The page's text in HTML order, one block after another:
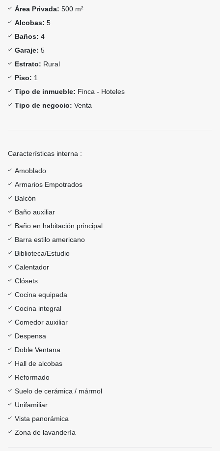
Área Privada: 500 m²
Alcobas: 5
Baños: 4
Garaje: 5
Estrato: Rural
Piso: 1
Tipo de inmueble: Finca - Hoteles
Tipo de negocio: Venta
Características interna :
Amoblado
Armarios Empotrados
Balcón
Baño auxiliar
Baño en habitación principal
Barra estilo americano
Biblioteca/Estudio
Calentador
Clósets
Cocina equipada
Cocina integral
Comedor auxiliar
Despensa
Doble Ventana
Hall de alcobas
Reformado
Suelo de cerámica / mármol
Unifamiliar
Vista panorámica
Zona de lavandería